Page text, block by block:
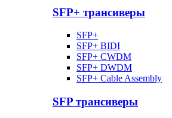
SFP+ трансиверы
SFP+
SFP+ BIDI
SFP+ CWDM
SFP+ DWDM
SFP+ Cable Assembly
SFP трансиверы